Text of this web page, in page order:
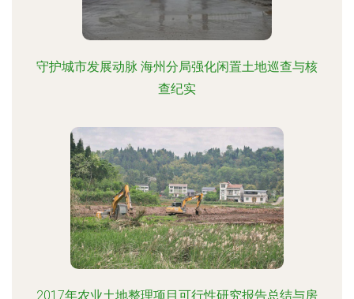
守护城市发展动脉 海州分局强化闲置土地巡查与核
查纪实
2017年农业土地整理项目可行性研究报告总结与房